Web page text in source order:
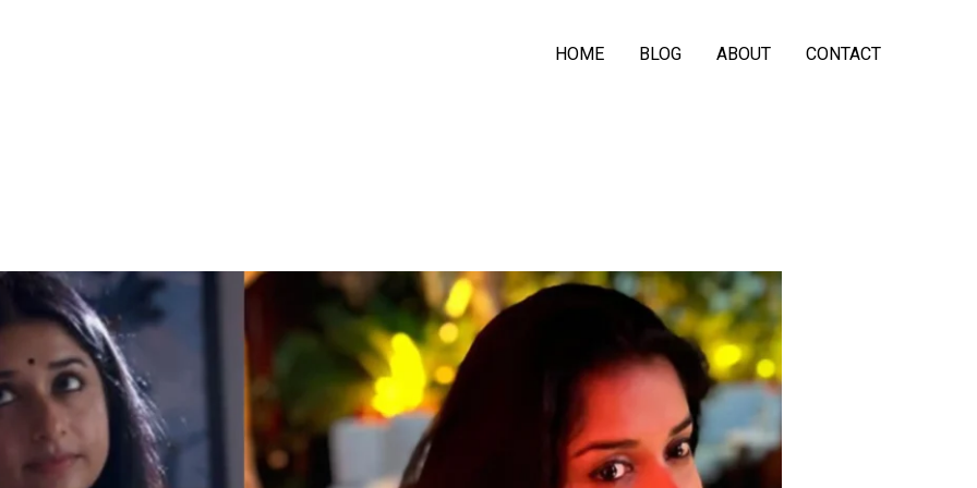
HOME BLOG ABOUT CONTACT